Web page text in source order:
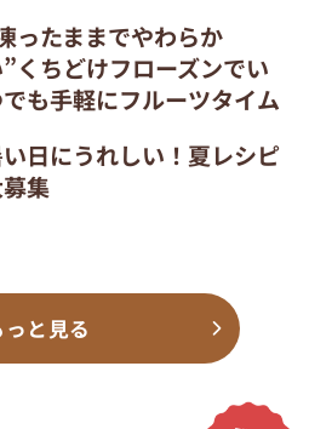
ったままでやわらか
くちどけフローズンでい
も手軽にフルーツタイム
日にうれしい！夏レシピ
集
っと見る